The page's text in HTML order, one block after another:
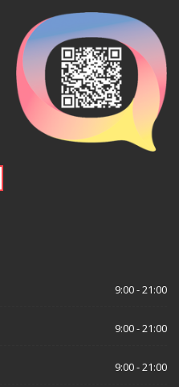
9:00 - 21:00
9:00 - 21:00
9:00 - 21:00